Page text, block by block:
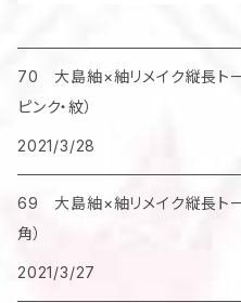
70 大島紬×紬リメイク縦長トー
ピンク・紋）
2021/3/28
69 大島紬×紬リメイク縦長トー
角）
2021/3/27